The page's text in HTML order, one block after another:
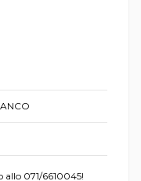
allo 071/6610045!